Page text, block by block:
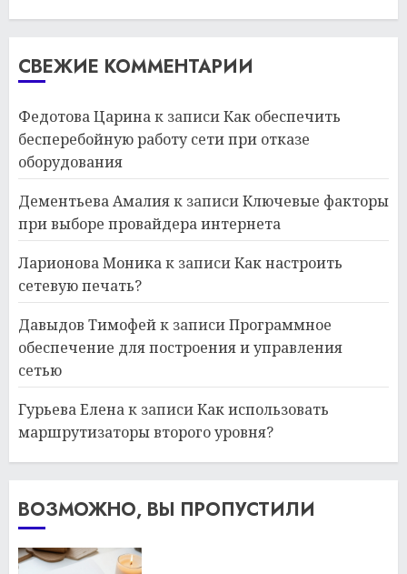
СВЕЖИЕ КОММЕНТАРИИ
Федотова Царинак записиКак обеспечить
бесперебойную работу сети при отказе
оборудования
Дементьева Амалияк записиКлючевые факторы
при выборе провайдера интернета
Ларионова Моникак записиКак настроить
сетевую печать?
Давыдов Тимофейк записиПрограммное
обеспечение для построения и управления
сетью
Гурьева Еленак записиКак использовать
маршрутизаторы второго уровня?
ВОЗМОЖНО, ВЫ ПРОПУСТИЛИ